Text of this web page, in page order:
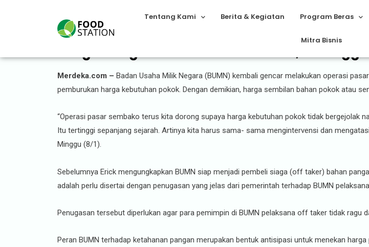
Tentang Kami Berita & Kegiatan Program Beras
Mitra Bisnis
Harga Pangan Dunia Naik 14 Persen,
Merdeka.com – Badan Usaha Milik Negara (BUMN) kembali gencar melakukan operasi
pemburukan harga kebutuhan pokok. Dengan demikian, harga sembilan bahan pokok atau
“Operasi pasar sembako terus kita dorong supaya harga kebutuhan pokok tidak bergejolak
Itu tertinggi sepanjang sejarah. Artinya kita harus sama- sama mengintervensi dan
Minggu (8/1).
Sebelumnya Erick mengungkapkan BUMN siap menjadi pembeli siaga (off taker) bahan
adalah perlu disertai dengan penugasan yang jelas dari pemerintah terhadap BUMN
Penugasan tersebut diperlukan agar para pemimpin di BUMN pelaksana off taker tidak ragu
Peran BUMN terhadap ketahanan pangan merupakan bentuk antisipasi untuk menekan